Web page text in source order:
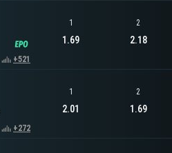
+521
1
1.69
2
2.18
+272
1
2.01
2
1.69